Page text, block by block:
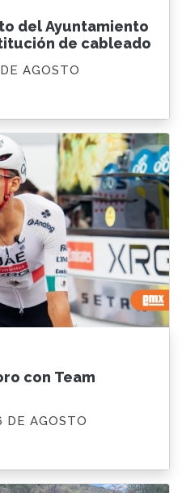
del Ayuntamiento
de cableado
AGOSTO
con Team
DE AGOSTO